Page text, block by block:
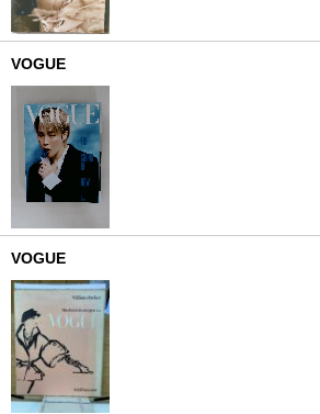
VOGUE
VOGUE